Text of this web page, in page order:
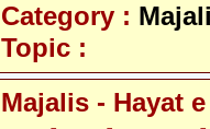
Category :
Topic :
Majalis - Hayat